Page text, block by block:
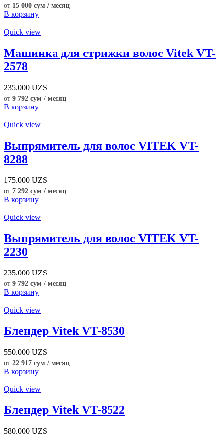
от 15 000 сум / месяц
В корзину
Quick view
Машинка для стрижки волос Vitek VT-
2578
235.000 UZS
от 9 792 сум / месяц
В корзину
Quick view
Выпрямитель для волос VITEK VT-
8288
175.000 UZS
от 7 292 сум / месяц
В корзину
Quick view
Выпрямитель для волос VITEK VT-
2230
235.000 UZS
от 9 792 сум / месяц
В корзину
Quick view
Блендер Vitek VT-8530
550.000 UZS
от 22 917 сум / месяц
В корзину
Quick view
Блендер Vitek VT-8522
580.000 UZS